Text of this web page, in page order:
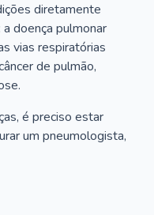
diretamente
doença pulmonar
vias respiratórias
de pulmão,
é preciso estar
um pneumologista,